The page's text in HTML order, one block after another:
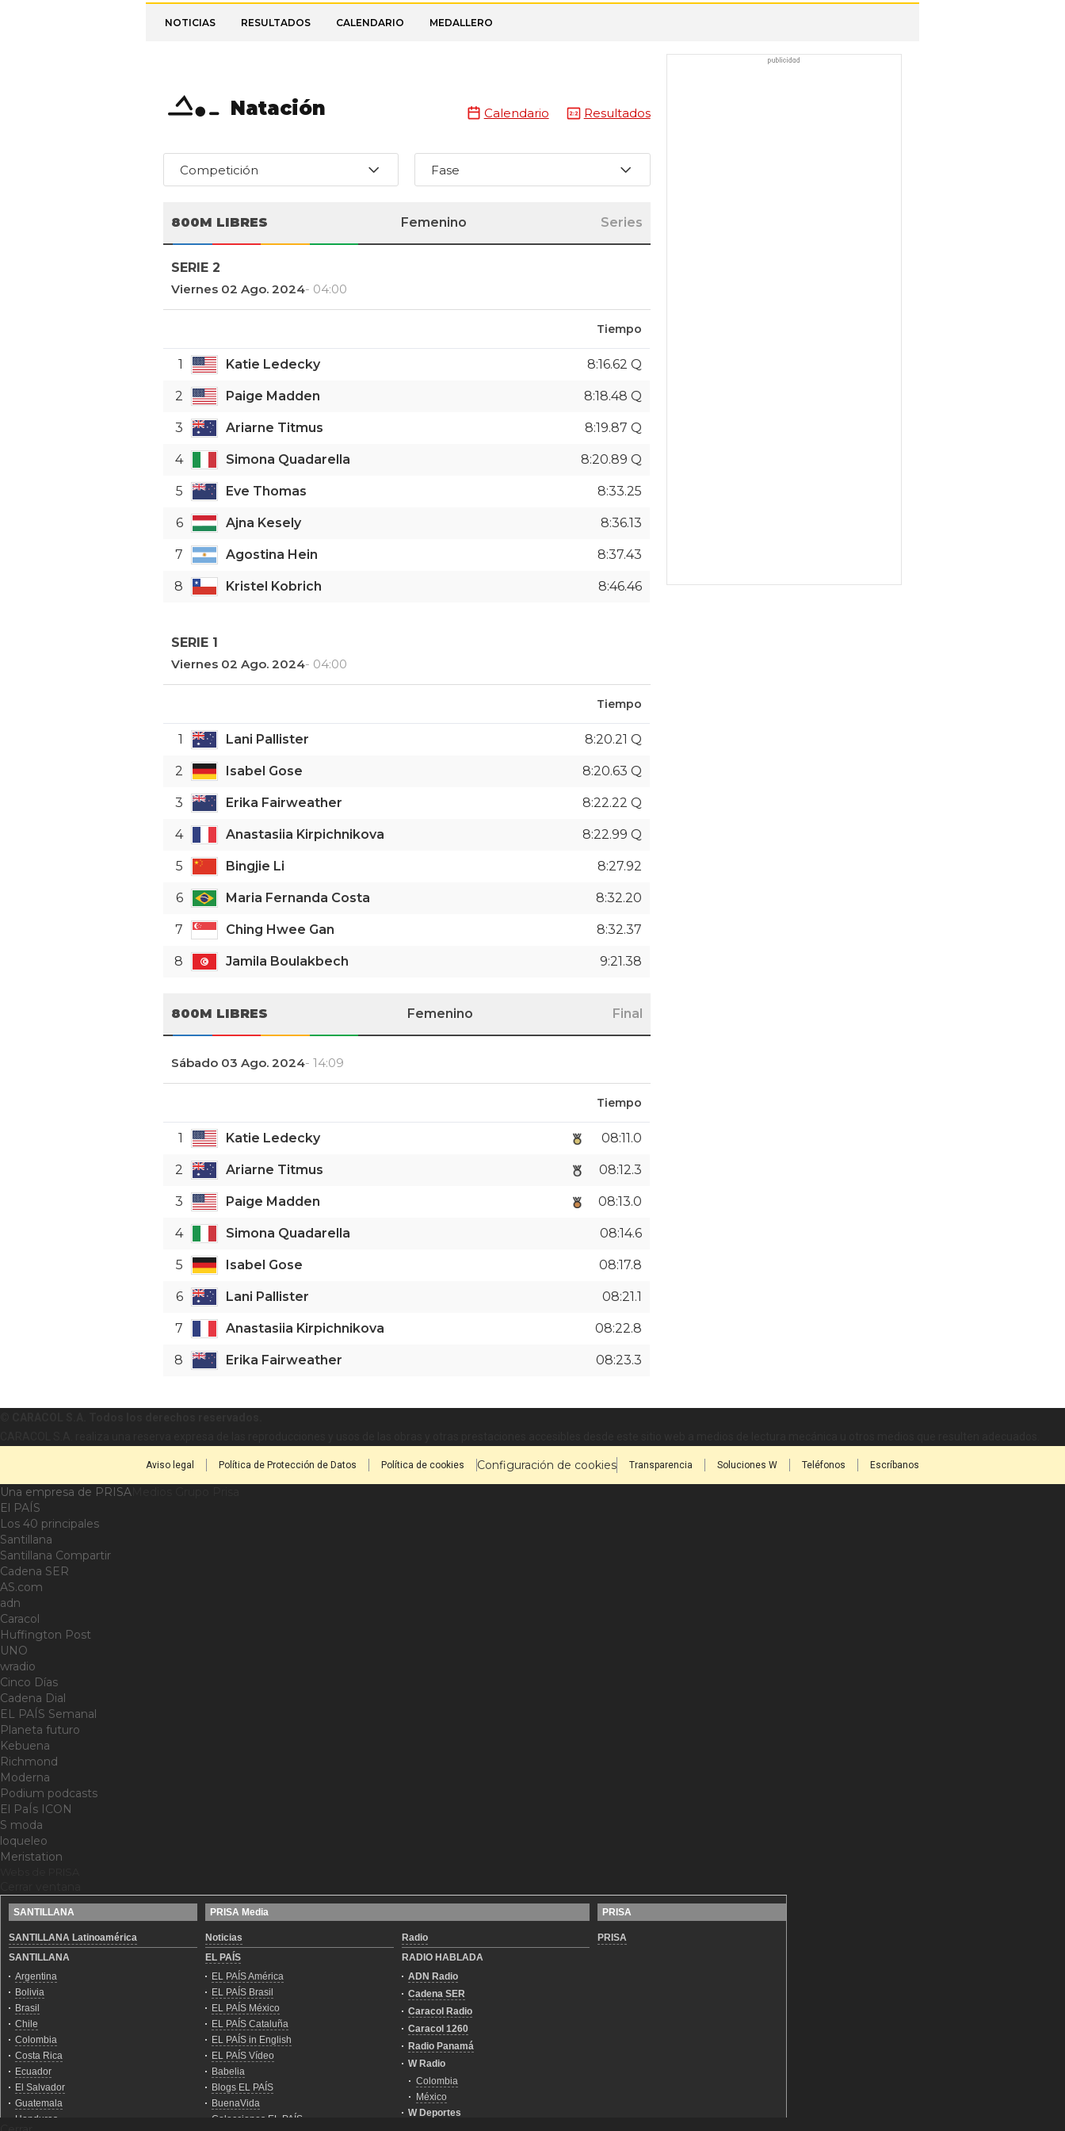
NOTICIAS RESULTADOS CALENDARIO MEDALLERO
Natación Calendario Resultados
Competición Fase
800M LIBRES Femenino Series
SERIE 2
Viernes 02 Ago. 2024- 04:00
Tiempo
1 Katie Ledecky 8:16.62 Q
2 Paige Madden 8:18.48 Q
3 Ariarne Titmus 8:19.87 Q
4 Simona Quadarella 8:20.89 Q
5 Eve Thomas 8:33.25
6 Ajna Kesely 8:36.13
7 Agostina Hein 8:37.43
8 Kristel Kobrich 8:46.46
SERIE 1
Viernes 02 Ago. 2024- 04:00
Tiempo
1 Lani Pallister 8:20.21 Q
2 Isabel Gose 8:20.63 Q
3 Erika Fairweather 8:22.22 Q
4 Anastasiia Kirpichnikova 8:22.99 Q
5 Bingjie Li 8:27.92
6 Maria Fernanda Costa 8:32.20
7 Ching Hwee Gan 8:32.37
8 Jamila Boulakbech 9:21.38
800M LIBRES Femenino Final
Sábado 03 Ago. 2024- 14:09
Tiempo
1 Katie Ledecky 08:11.0
2 Ariarne Titmus 08:12.3
3 Paige Madden 08:13.0
4 Simona Quadarella 08:14.6
5 Isabel Gose 08:17.8
6 Lani Pallister 08:21.1
7 Anastasiia Kirpichnikova 08:22.8
8 Erika Fairweather 08:23.3
Aviso legal Política de Protección de Datos Política de cookies Configuración de cookies Transparencia Soluciones W Teléfonos Escríbanos
Una empresa de PRISA
El PAÍS
Los 40 principales
Santillana
Santillana Compartir
Cadena SER
AS.com
adn
Caracol
Huffington Post
UNO
wradio
Cinco Días
Cadena Dial
EL PAÍS Semanal
Planeta futuro
Kebuena
Richmond
Moderna
Podium podcasts
El PaÍs ICON
S moda
loqueleo
Meristation